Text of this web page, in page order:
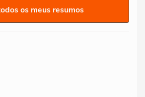
os meus resumos